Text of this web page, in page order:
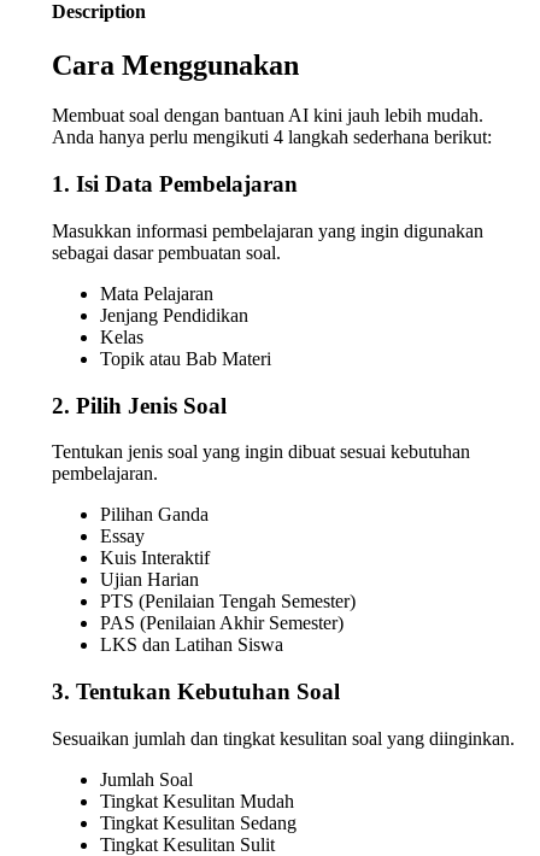
Description
Cara Menggunakan
Membuat soal dengan bantuan AI kini jauh lebih mudah.
Anda hanya perlu mengikuti 4 langkah sederhana berikut:
1. Isi Data Pembelajaran
Masukkan informasi pembelajaran yang ingin digunakan
sebagai dasar pembuatan soal.
Mata Pelajaran
Jenjang Pendidikan
Kelas
Topik atau Bab Materi
2. Pilih Jenis Soal
Tentukan jenis soal yang ingin dibuat sesuai kebutuhan
pembelajaran.
Pilihan Ganda
Essay
Kuis Interaktif
Ujian Harian
PTS (Penilaian Tengah Semester)
PAS (Penilaian Akhir Semester)
LKS dan Latihan Siswa
3. Tentukan Kebutuhan Soal
Sesuaikan jumlah dan tingkat kesulitan soal yang diinginkan.
Jumlah Soal
Tingkat Kesulitan Mudah
Tingkat Kesulitan Sedang
Tingkat Kesulitan Sulit